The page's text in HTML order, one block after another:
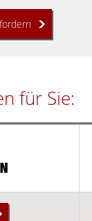
für Sie: